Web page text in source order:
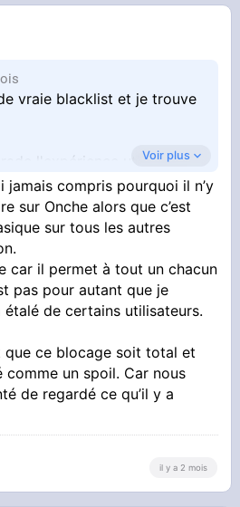
vraie blacklist et je trouve
l'expérience utilisateur,
ont au moins une personne e
les tensions. Il y a
supportes pas. Tu le lis en
Ça fout une mauvaise
pour les autres.
mais d'une part ça
(et ça ne marcherai plus
changements), d'autres
sur mobile, surtout sur
Voir plus
jamais compris pourquoi il n’y
sur Onche alors que c’est
sur tous les autres
car il permet à tout un chacun
pas pour autant que je
de certains utilisateurs.
que ce blocage soit total et
comme un spoil. Car nous
de regardé ce qu’il y a
il y a 2 mois